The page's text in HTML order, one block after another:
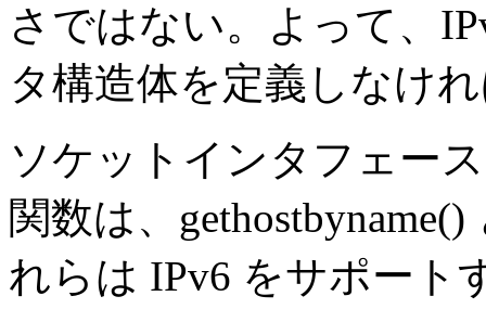
さではない。よって、
タ構造体を定義しなけ
ソケットインタフェー
関数は、
れらは IPv6 をサポート